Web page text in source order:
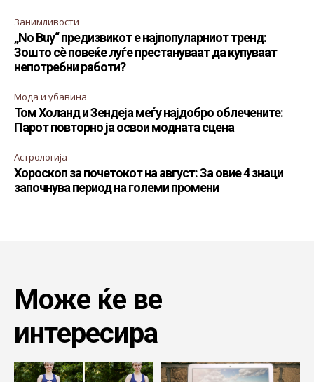
Занимливости
„No Buy“ предизвикот е најпопуларниот тренд:
Зошто сè повеќе луѓе престануваат да купуваат
непотребни работи?
Мода и убавина
Том Холанд и Зендеја меѓу најдобро облечените:
Парот повторно ја освои модната сцена
Астрологија
Хороскоп за почетокот на август: За овие 4 знаци
започнува период на големи промени
Може ќе ве
интересира